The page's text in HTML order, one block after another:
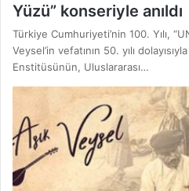
Yüzü” konseriyle anıldı
Türkiye Cumhuriyeti’nin 100. Yılı,
Veysel’in vefatının 50. yılı
Enstitüsünün, Uluslararası…